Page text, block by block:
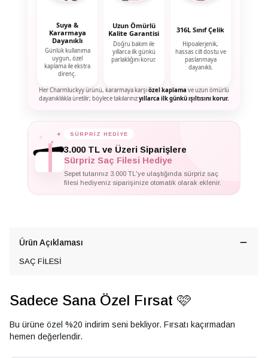
Suya &
Kararmaya
Dayanıklı
Günlük kullanıma
uygun, özel
kaplama ile ekstra
direnç.
Uzun Ömürlü
Kalite Garantisi
Doğru bakım ile
yıllarca ilk günkü
parlaklığını korur.
316L Sınıf Çelik
Hipoalerjenik,
hassas cilt dostu ve
paslanmaya
dayanıklı.
Her Charmluckyy ürünü, kararmaya karşıözel kaplama ve uzun ömürlü
dayanıklılıkla üretilir; böylece takılarınızyıllarca ilk günkü ışıltısını korur.
✦
SÜRPRİZ HEDİYE
3.000 TL ve Üzeri Siparişlere
Sürpriz Saç Filesi Hediye
Sepet tutarınız 3.000 TL'ye ulaştığında sürpriz saç
filesi hediyeniz siparişinize otomatik olarak eklenir.
Ürün Açıklaması
SAÇ FİLESİ
Sadece Sana Özel Fırsat 🩷
Bu ürüne özel %20 indirim seni bekliyor. Fırsatı kaçırmadan
hemen değerlendir.